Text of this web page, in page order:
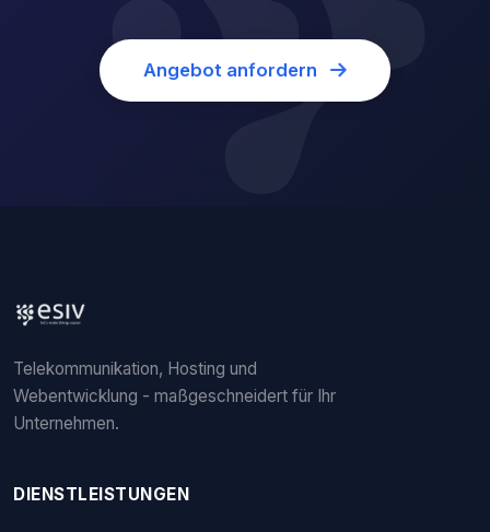
Angebot anfordern
Telekommunikation, Hosting und
Webentwicklung - maßgeschneidert für Ihr
Unternehmen.
DIENSTLEISTUNGEN